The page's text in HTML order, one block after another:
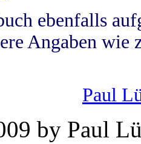
ebenfalls
Angaben wie
Paul
by Paul